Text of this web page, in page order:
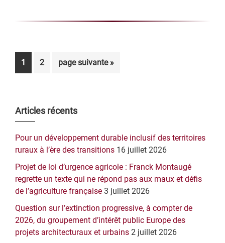
Page
1 Page
2
Aller
page suivante »
Barre
latérale
principale
Articles récents
Pour un développement durable inclusif des territoires
ruraux à l’ère des transitions 16 juillet 2026
Projet de loi d’urgence agricole : Franck Montaugé
regrette un texte qui ne répond pas aux maux et défis
de l’agriculture française 3 juillet 2026
Question sur l’extinction progressive, à compter de
2026, du groupement d’intérêt public Europe des
projets architecturaux et urbains 2 juillet 2026